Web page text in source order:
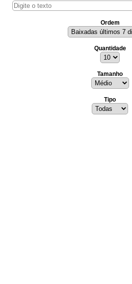
Ordem
Quantidade
Tamanho
Tipo